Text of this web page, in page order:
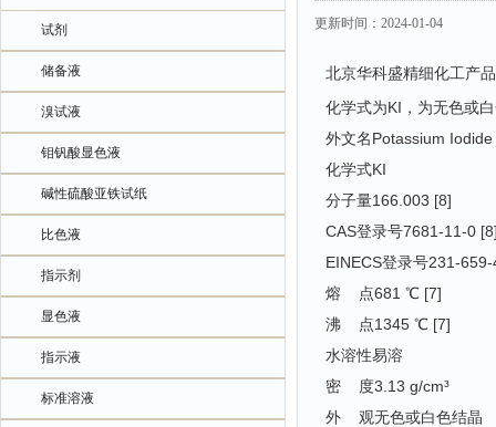
试剂
储备液
溴试液
钼钒酸显色液
碱性硫酸亚铁试纸
比色液
指示剂
显色液
指示液
标准溶液
更新时间：2024-01-04
北京华科盛精细化工产
化学式为KI，为无色或
外文名Potassium Iodide
化学式KI
分子量166.003 [8]
CAS登录号7681-11-0
EINECS登录号231-659-
熔 点681 ℃ [7]
沸 点1345 ℃ [7]
水溶性易溶
密 度3.13 g/cm³
外 观无色或白色结晶